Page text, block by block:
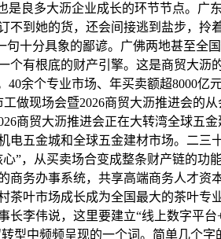
良多大沥企业成长的环节节点。广
到她的货，还会间接逃到盐步，拎
十分具象的鄙谚。广佛两地甚至全
有根底的财产引擎。这是商贸大沥
余个专业市场、年买卖额超8000亿
做现场会暨2026商贸大沥推进会的
商贸大沥推进会正在大转湾全球五
五金城和全球五金建材市场。二三
”，从买卖场合变成整条财产链的功
务办事系统，共享高端商务人才资
茶叶市场成长成为全国最大的茶叶专
李伟说，这里要建立“线上数字平
型中频频呈现的一个词。简单几个字